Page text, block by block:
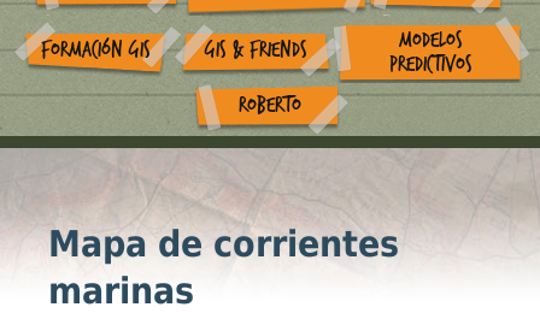
FORMACIÓN GIS GIS & FRIENDS
MODELOS
PREDICTIVOS
ROBERTO
Mapa de corrientes
marinas